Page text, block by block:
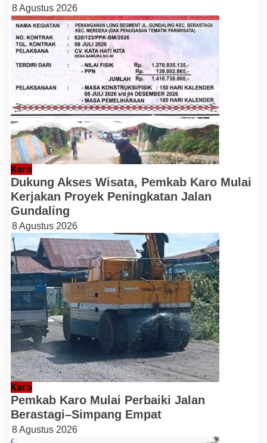
8 Agustus 2026
Karo
Dukung Akses Wisata, Pemkab Karo Mulai
Kerjakan Proyek Peningkatan Jalan
Gundaling
8 Agustus 2026
Karo
Pemkab Karo Mulai Perbaiki Jalan
Berastagi–Simpang Empat
8 Agustus 2026